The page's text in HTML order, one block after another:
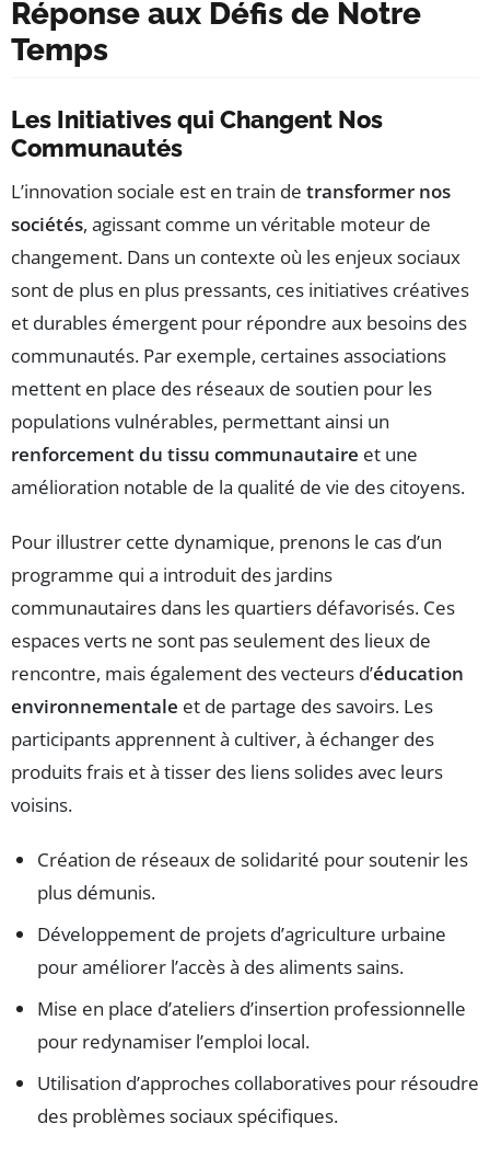
Réponse aux Défis de Notre
Temps
Les Initiatives qui Changent Nos
Communautés
L’innovation sociale est en train de transformer nos
sociétés, agissant comme un véritable moteur de
changement. Dans un contexte où les enjeux sociaux
sont de plus en plus pressants, ces initiatives créatives
et durables émergent pour répondre aux besoins des
communautés. Par exemple, certaines associations
mettent en place des réseaux de soutien pour les
populations vulnérables, permettant ainsi un
renforcement du tissu communautaire et une
amélioration notable de la qualité de vie des citoyens.
Pour illustrer cette dynamique, prenons le cas d’un
programme qui a introduit des jardins
communautaires dans les quartiers défavorisés. Ces
espaces verts ne sont pas seulement des lieux de
rencontre, mais également des vecteurs d’éducation
environnementale et de partage des savoirs. Les
participants apprennent à cultiver, à échanger des
produits frais et à tisser des liens solides avec leurs
voisins.
Création de réseaux de solidarité pour soutenir les
plus démunis.
Développement de projets d’agriculture urbaine
pour améliorer l’accès à des aliments sains.
Mise en place d’ateliers d’insertion professionnelle
pour redynamiser l’emploi local.
Utilisation d’approches collaboratives pour résoudre
des problèmes sociaux spécifiques.